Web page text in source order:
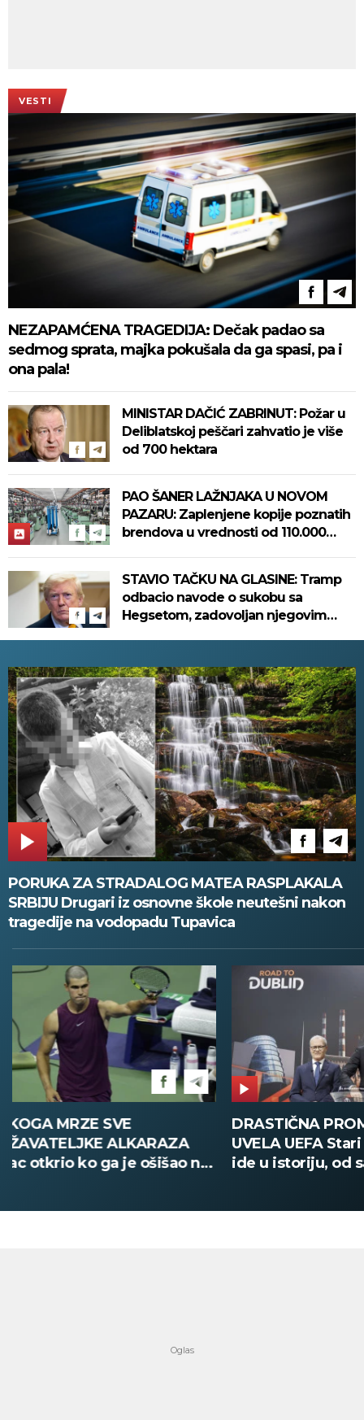
VESTI
NEZAPAMĆENA TRAGEDIJA: Dečak padao sa
sedmog sprata, majka pokušala da ga spasi, pa i
ona pala!
MINISTAR DAČIĆ ZABRINUT: Požar u
Deliblatskoj peščari zahvatio je više
od 700 hektara
PAO ŠANER LAŽNJAKA U NOVOM
PAZARU: Zaplenjene kopije poznatih
brendova u vrednosti od 110.000
STAVIO TAČKU NA GLASINE: Tramp
odbacio navode o sukobu sa
Hegsetom, zadovoljan njegovim
PORUKA ZA STRADALOG MATEA RASPLAKALA
SRBIJU Drugari iz osnovne škole neutešni nakon
tragedije na vodopadu Tupavica
DRASTIČNA PROMENA KOJU JE
UVELA UEFA Stari način žreba
ide u istoriju, od sada sve
POŽAR U
Deca i